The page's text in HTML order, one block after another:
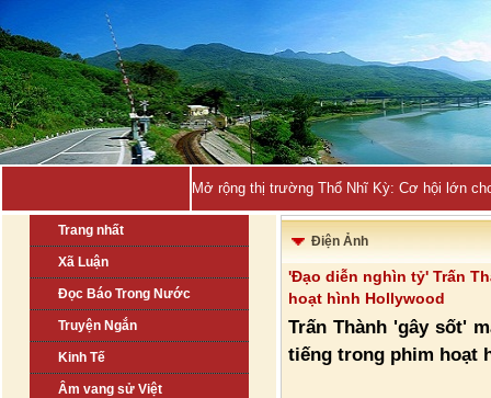
Mở rộng thị trường Thổ Nhĩ Kỳ: Cơ hội lớn
Trang nhất
Xã Luận
Đọc Báo Trong Nước
Truyện Ngắn
Kinh Tế
Âm vang sử Việt
Điện Ảnh
'Đạo diễn nghìn tỷ' Trấn
hoạt hình Hollywood
Trấn Thành 'gây sốt'
tiếng trong phim hoạt